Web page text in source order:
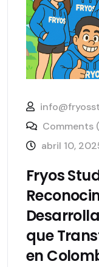
Comments
abril 10,
Fryos
que
en